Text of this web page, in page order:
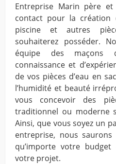
Entreprise Marin père
contact pour la création
piscine et autres
souhaiterez posséder.
équipe des maçons
connaissance et
de vos pièces d’eau en
l’humidité et beauté
vous concevoir des
traditionnel ou moderne
Ainsi, que vous soyez un
entreprise, nous
qu’importe votre
votre projet.